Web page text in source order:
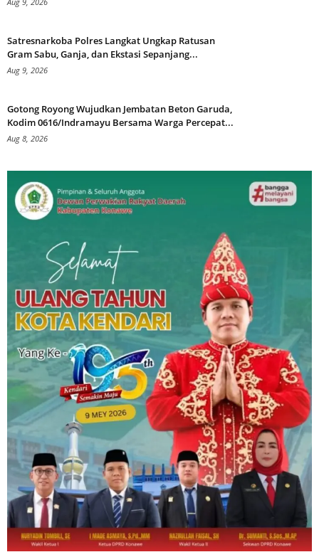
Satresnarkoba Polres Langkat Ungkap Ratusan
Gram Sabu, Ganja, dan Ekstasi Sepanjang...
Aug 9, 2026
Gotong Royong Wujudkan Jembatan Beton Garuda,
Kodim 0616/Indramayu Bersama Warga Percepat...
Aug 8, 2026